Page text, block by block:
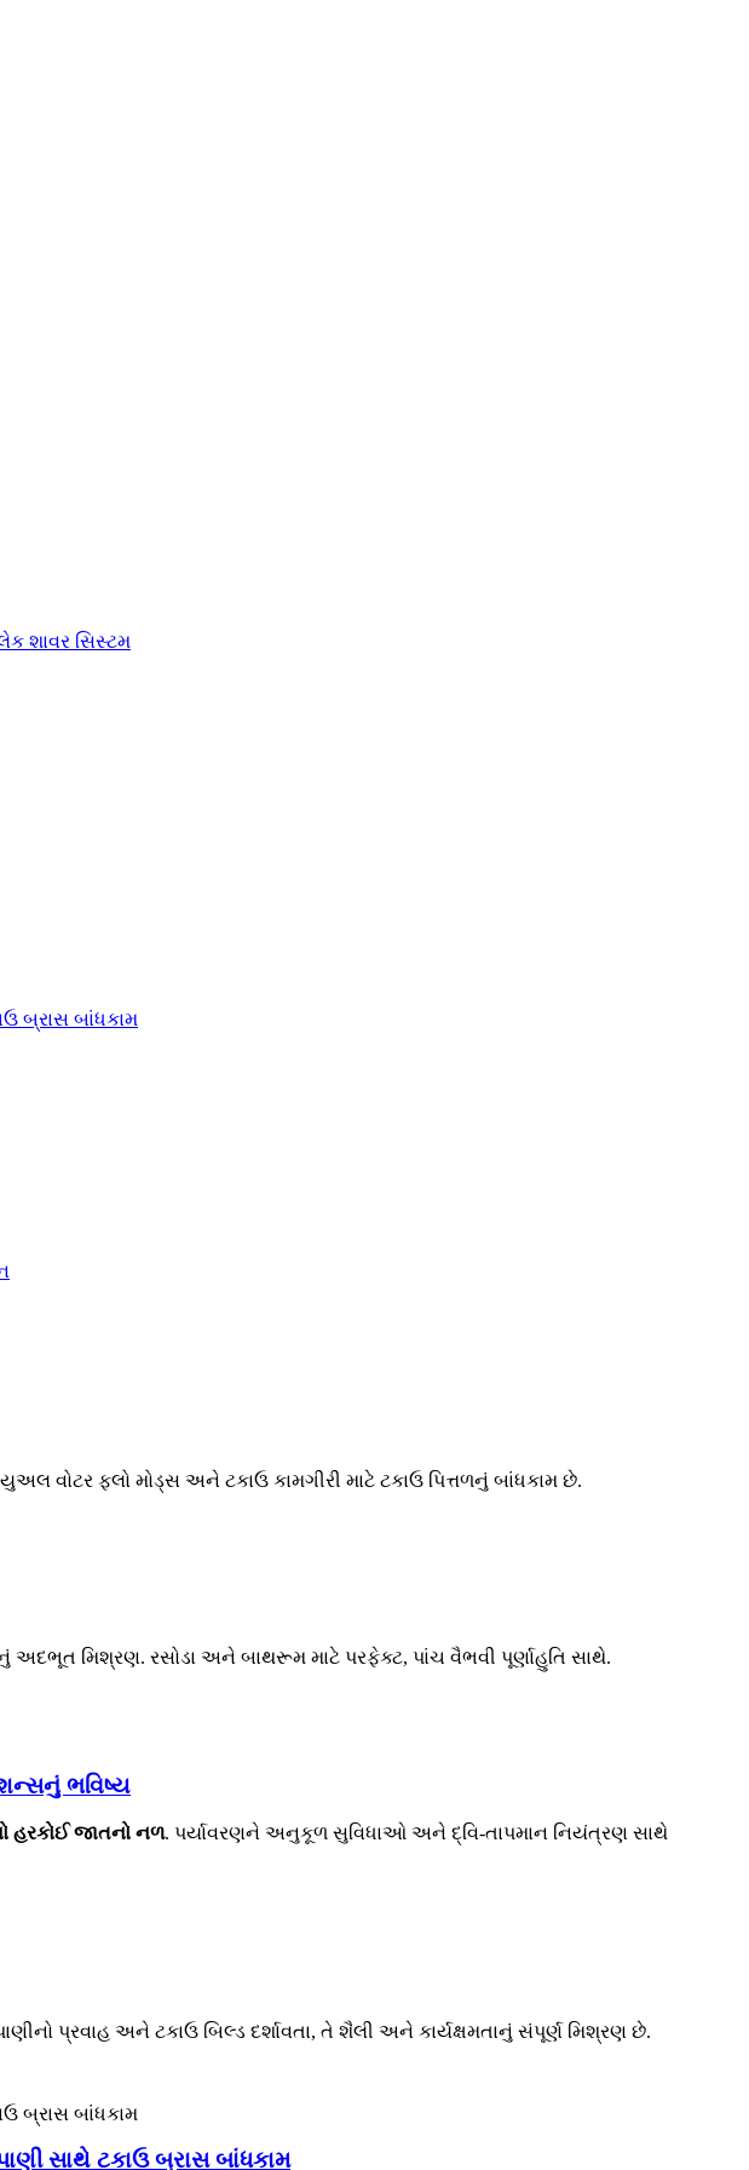
ફ્લો મોડ્સ અને ટકાઉ કામગીરી માટે ટકાઉ પિત્તળનું બાંધકામ છે.
મિશ્રણ. રસોડા અને બાથરૂમ માટે પરફેક્ટ, પાંચ વૈભવી પૂર્ણાહુતિ સાથે.
ભવિષ્ય
હરકોઈ જાતનો નળ. પર્યાવરણને અનુકૂળ સુવિધાઓ અને દ્વિ-તાપમાન નિયંત્રણ સાથે
પ્રવાહ અને ટકાઉ બિલ્ડ દર્શાવતા, તે શૈલી અને કાર્યક્ષમતાનું સંપૂર્ણ મિશ્રણ છે.
સાથે ટકાઉ બ્રાસ બાંધકામ